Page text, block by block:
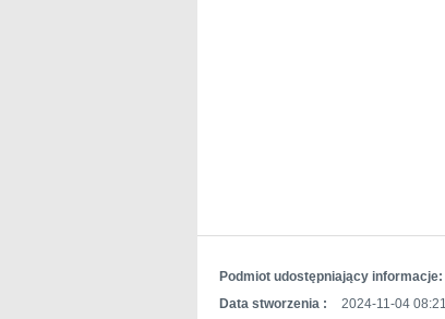
Podmiot udostępniający informacje:
Data stworzenia :
2024-11-04 08:21